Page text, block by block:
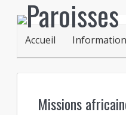
Accueil
Missions